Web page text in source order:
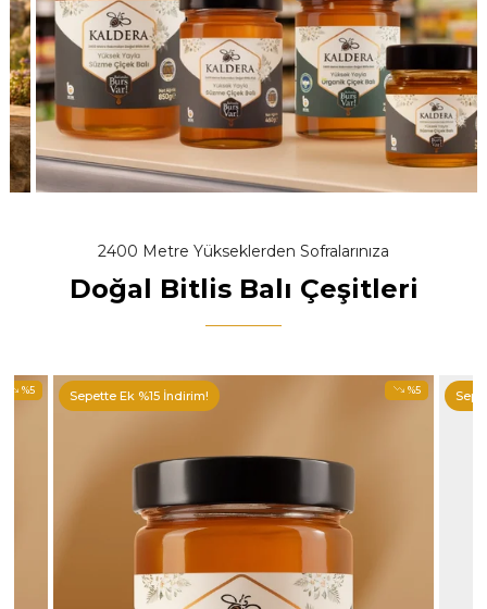
2400 Metre Yükseklerden Sofralarınıza
Doğal Bitlis Balı Çeşitleri
%5 Sepette Ek %15 İndirim! %5